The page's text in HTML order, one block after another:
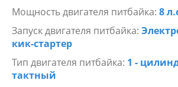
Мощность двигателя питбайка: 8
Запуск двигателя питбайка:
кик-стартер
Тип двигателя питбайка: 1 -
тактный